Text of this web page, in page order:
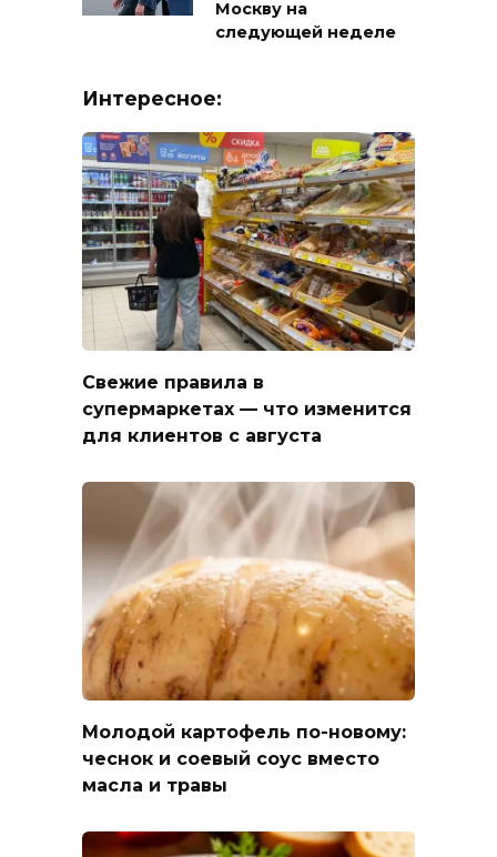
Москву на
следующей неделе
Интересное:
Свежие правила в
супермаркетах — что изменится
для клиентов с августа
Молодой картофель по-новому:
чеснок и соевый соус вместо
масла и травы